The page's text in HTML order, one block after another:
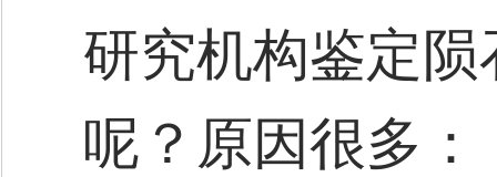
研究机构鉴定
呢？原因很多：